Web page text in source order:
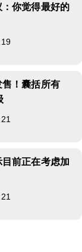
：你觉得最好的
售！囊括所有
目前正在考虑加